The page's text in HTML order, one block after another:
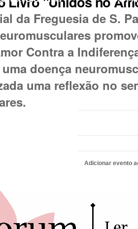
da Freguesia de S.
Contra a
doença
uma reflexão no
Adicionar evento